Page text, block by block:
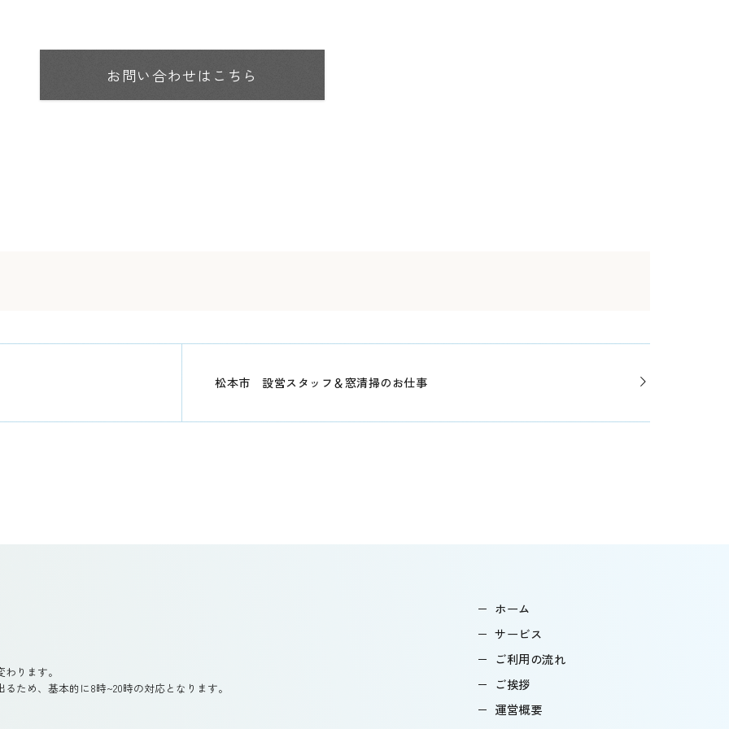
お問い合わせはこちら
松本市 設営スタッフ＆窓清掃のお仕事
ります。
ため、基本的に8時~20時の対応となります。
ホーム
サービス
ご利用の流れ
ご挨拶
運営概要